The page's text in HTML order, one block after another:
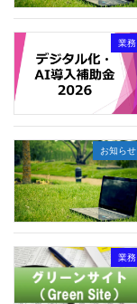
業務
お知らせ
業務